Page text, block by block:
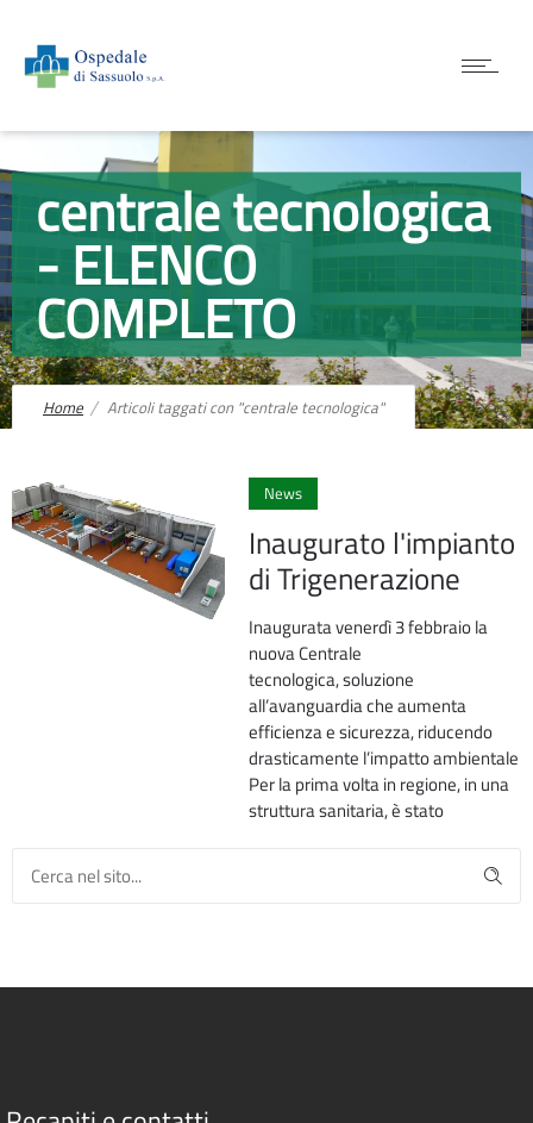
centrale tecnologica
- ELENCO
COMPLETO
Home Articoli taggati con "centrale tecnologica"
News
Inaugurato l'impianto
di Trigenerazione
Inaugurata venerdì 3 febbraio la
nuova Centrale
tecnologica, soluzione
all’avanguardia che aumenta
efficienza e sicurezza, riducendo
drasticamente l’impatto ambientale
Per la prima volta in regione, in una
struttura sanitaria, è stato